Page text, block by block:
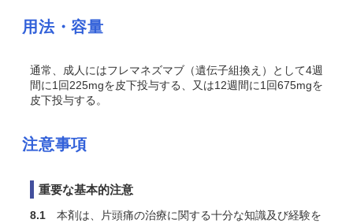
用法・容量
通常、成人にはフレマネズマブ（遺伝子組換え）として4週
間に1回225mgを皮下投与する、又は12週間に1回675mgを
皮下投与する。
注意事項
重要な基本的注意
8.1 本剤は、片頭痛の治療に関する十分な知識及び経験を